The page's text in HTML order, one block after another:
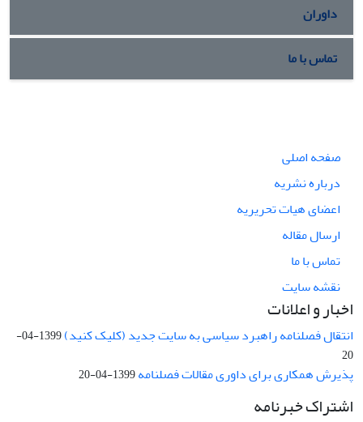
داوران
تماس با ما
صفحه اصلی
درباره نشریه
اعضای هیات تحریریه
ارسال مقاله
تماس با ما
نقشه سایت
اخبار و اعلانات
انتقال فصلنامه راهبرد سیاسی به سایت جدید (کلیک کنید)
1399-04-
20
پذیرش همکاری برای داوری مقالات فصلنامه1399-04-20
اشتراک خبرنامه